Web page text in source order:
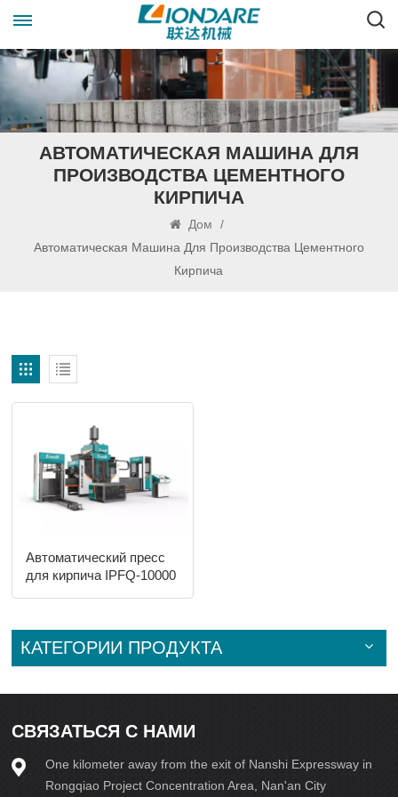
АВТОМАТИЧЕСКАЯ МАШИНА ДЛЯ
ПРОИЗВОДСТВА ЦЕМЕНТНОГО
КИРПИЧА
Дом
/
Автоматическая Машина Для Производства Цементного
Кирпича
Автоматический пресс
для кирпича IPFQ-10000
КАТЕГОРИИ ПРОДУКТА
СВЯЗАТЬСЯ С НАМИ
One kilometer away from the exit of Nanshi Expressway in
Rongqiao Project Concentration Area, Nan'an City